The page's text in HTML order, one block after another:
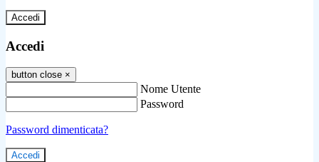
Accedi
Accedi
button close ×
Nome Utente
Password
Password dimenticata?